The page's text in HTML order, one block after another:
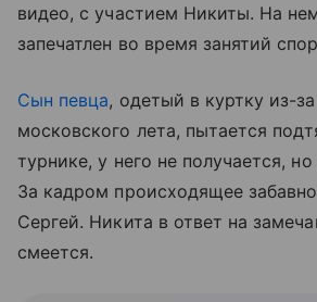
видео, с участием Никиты. На
запечатлен во время занятий
Сын певца, одетый в куртку из-
московского лета, пытается
турнике, у него не получается,
За кадром происходящее
Сергей. Никита в ответ на
смеется.